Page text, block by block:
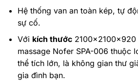
Hệ thống van an toàn kép, tự
sự cố.
Với kích thước2100x2100x920
massage Nofer SPA-006 thuộc
thể tích lớn, là không gian thư
gia đình bạn.